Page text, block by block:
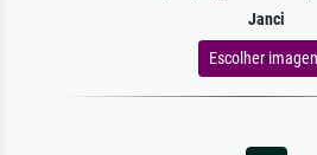
Janci
Escolher